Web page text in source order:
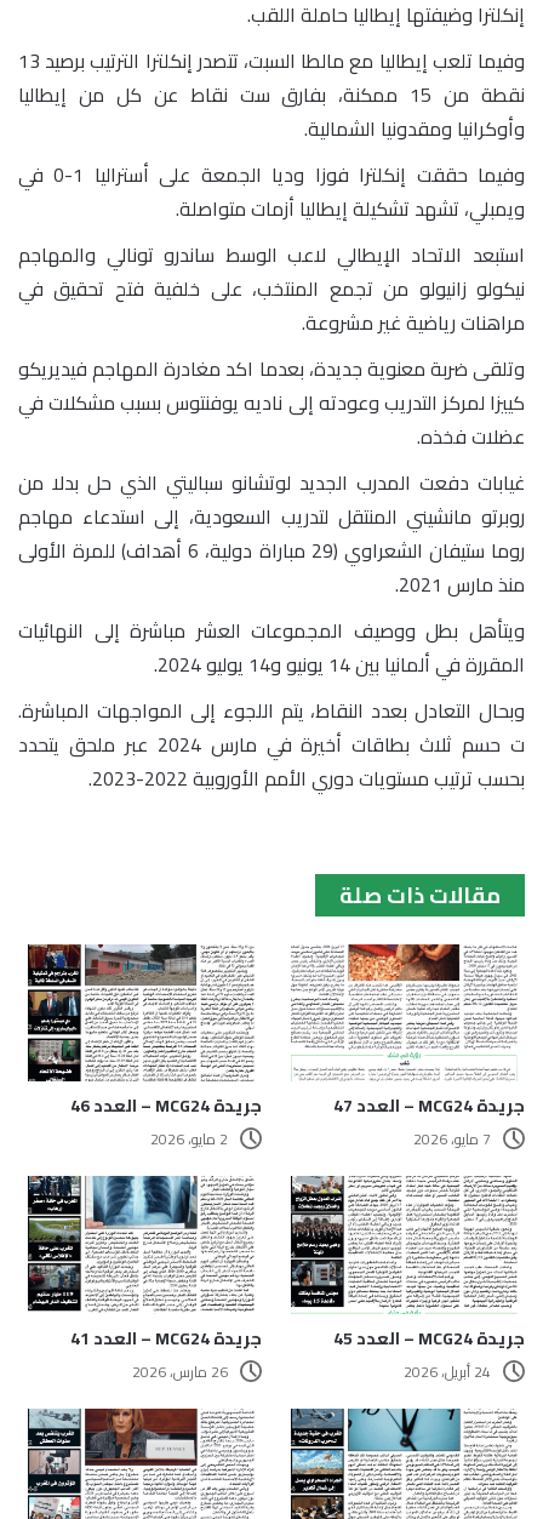
إنكلترا وضيفتها إيطاليا حاملة اللقب.
وفيما تلعب إيطاليا مع مالطا السبت، تتصدر إنكلترا الترتيب برصيد 13
نقطة من 15 ممكنة، بفارق ست نقاط عن كل من إيطاليا
وأوكرانيا ومقدونيا الشمالية.
وفيما حققت إنكلترا فوزا وديا الجمعة على أستراليا 1-0 في
ويمبلي، تشهد تشكيلة إيطاليا أزمات متواصلة.
استبعد الاتحاد الإيطالي لاعب الوسط ساندرو تونالي والمهاجم
نيكولو زانيولو من تجمع المنتخب، على خلفية فتح تحقيق في
مراهنات رياضية غير مشروعة.
وتلقى ضربة معنوية جديدة، بعدما اكد مغادرة المهاجم فيديريكو
كييزا لمركز التدريب وعودته إلى ناديه يوفنتوس بسبب مشكلات في
عضلات فخذه.
غيابات دفعت المدرب الجديد لوتشانو سباليتي الذي حل بدلا من
روبرتو مانشيني المنتقل لتدريب السعودية، إلى استدعاء مهاجم
روما ستيفان الشعراوي (29 مباراة دولية، 6 أهداف) للمرة الأولى
منذ مارس 2021.
ويتأهل بطل ووصيف المجموعات العشر مباشرة إلى النهائيات
المقررة في ألمانيا بين 14 يونيو و14 يوليو 2024.
وبحال التعادل بعدد النقاط، يتم اللجوء إلى المواجهات المباشرة.
ت حسم ثلاث بطاقات أخيرة في مارس 2024 عبر ملحق يتحدد
بحسب ترتيب مستويات دوري الأمم الأوروبية 2022-2023.
مقالات ذات صلة
جريدة MCG24 – العدد 47
7 مايو، 2026
جريدة MCG24 – العدد 46
2 مايو، 2026
جريدة MCG24 – العدد 45
24 أبريل، 2026
جريدة MCG24 – العدد 41
26 مارس، 2026